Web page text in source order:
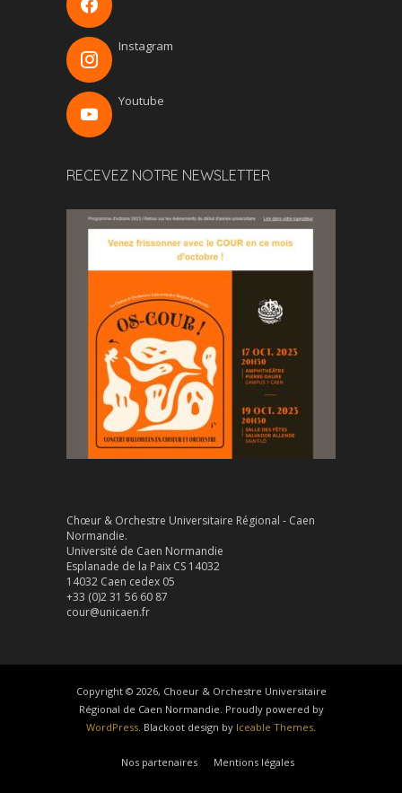
Instagram
Youtube
RECEVEZ NOTRE NEWSLETTER
Chœur & Orchestre Universitaire Régional - Caen
Normandie.
Université de Caen Normandie
Esplanade de la Paix CS 14032
14032 Caen cedex 05
+33 (0)2 31 56 60 87
cour@unicaen.fr
Copyright © 2026, Choeur & Orchestre Universitaire
Régional de Caen Normandie. Proudly powered by
WordPress . Blackoot design by Iceable Themes
Nos partenaires Mentions légales